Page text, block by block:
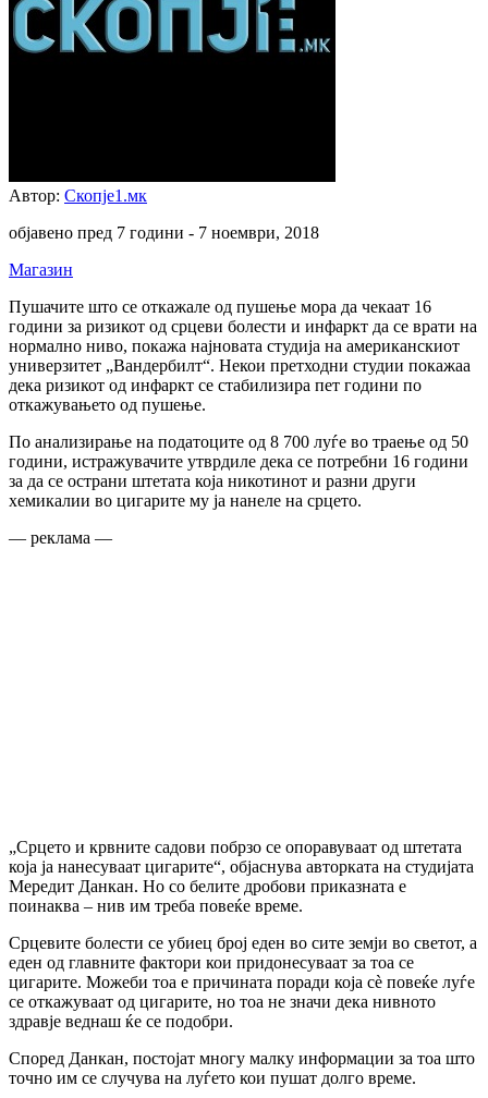
Автор: Скопје1.мк
објавено пред 7 години - 7 ноември, 2018
Магазин
Пушачите што се откажале од пушење мора да чекаат 16
години за ризикот од срцеви болести и инфаркт да се врати на
нормално ниво, покажа најновата студија на американскиот
универзитет „Вандербилт“. Некои претходни студии покажаа
дека ризикот од инфаркт се стабилизира пет години по
откажувањето од пушење.
По анализирање на податоците од 8 700 луѓе во траење од 50
години, истражувачите утврдиле дека се потребни 16 години
за да се острани штетата која никотинот и разни други
хемикалии во цигарите му ја нанеле на срцето.
— реклама —
„Срцето и крвните садови побрзо се опоравуваат од штетата
која ја нанесуваат цигарите“, објаснува авторката на студијата
Мередит Данкан. Но со белите дробови приказната е
поинаква – нив им треба повеќе време.
Срцевите болести се убиец број еден во сите земји во светот, а
еден од главните фактори кои придонесуваат за тоа се
цигарите. Можеби тоа е причината поради која сè повеќе луѓе
се откажуваат од цигарите, но тоа не значи дека нивното
здравје веднаш ќе се подобри.
Според Данкан, постојат многу малку информации за тоа што
точно им се случува на луѓето кои пушат долго време.